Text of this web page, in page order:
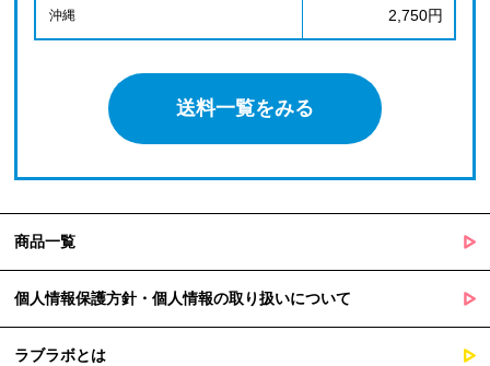
沖縄 2,750円
送料一覧をみる
商品一覧
個人情報保護方針・個人情報の取り扱いについて
ラブラボとは